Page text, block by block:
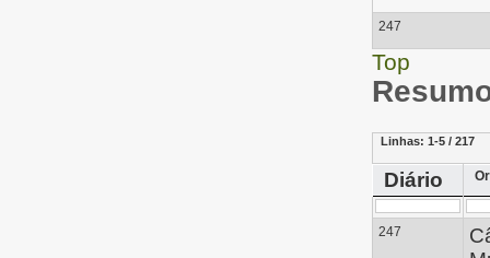
247
Top
Linhas: 1-5 / 217
Diário
247